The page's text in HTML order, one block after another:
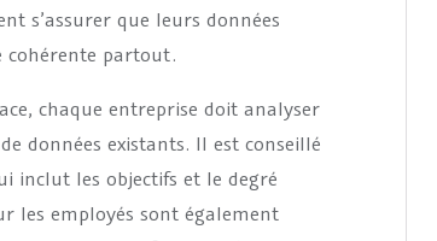
s’assurer que leurs données
cohérente partout.
chaque entreprise doit analyser
données existants. Il est conseillé
inclut les objectifs et le degré
les employés sont également